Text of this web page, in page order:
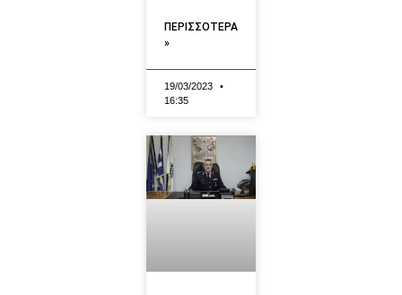
ΠΕΡΙΣΣΟΤΕΡΑ
»
19/03/2023
16:35